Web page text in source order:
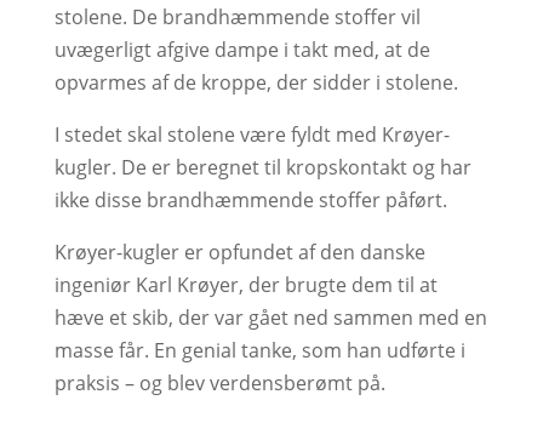
stolene. De brandhæmmende stoffer vil
uvægerligt afgive dampe i takt med, at de
opvarmes af de kroppe, der sidder i stolene.
I stedet skal stolene være fyldt med Krøyer-
kugler. De er beregnet til kropskontakt og har
ikke disse brandhæmmende stoffer påført.
Krøyer-kugler er opfundet af den danske
ingeniør Karl Krøyer, der brugte dem til at
hæve et skib, der var gået ned sammen med en
masse får. En genial tanke, som han udførte i
praksis – og blev verdensberømt på.